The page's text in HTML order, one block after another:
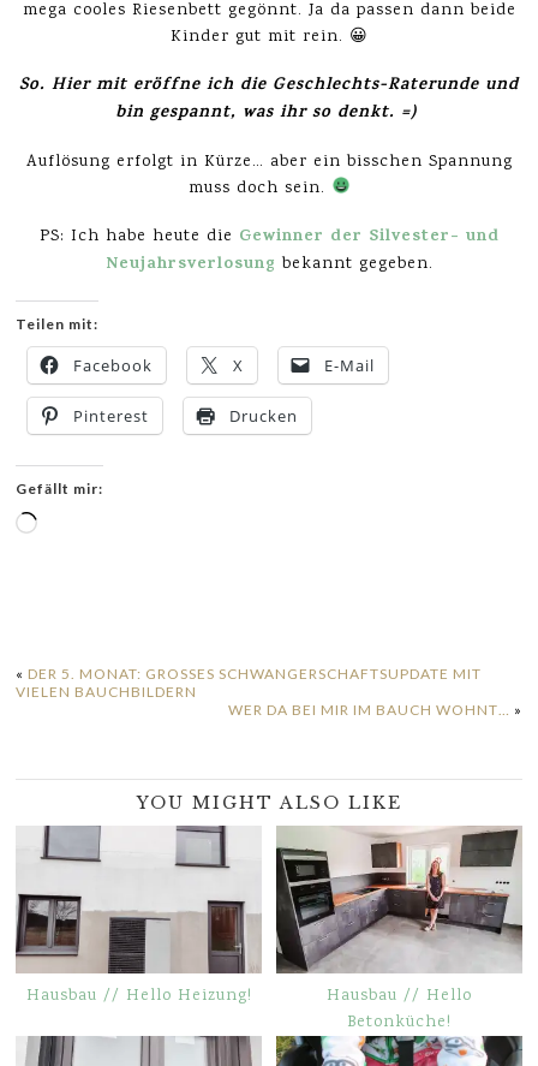
mega cooles Riesenbett gegönnt. Ja da passen dann beide
Kinder gut mit rein. 😀
So. Hier mit eröffne ich die Geschlechts-Raterunde und
bin gespannt, was ihr so denkt. =)
Auflösung erfolgt in Kürze… aber ein bisschen Spannung
muss doch sein.
PS: Ich habe heute die Gewinner der Silvester- und
Neujahrsverlosung bekannt gegeben.
Teilen mit:
Facebook X E-Mail
Pinterest Drucken
Gefällt mir:
Wird
« DER 5. MONAT: GROSSES SCHWANGERSCHAFTSUPDATE MIT V
IELEN BAUCHBILDERN
WER DA BEI MIR IM BAUCH WOHNT…
»
YOU MIGHT ALSO LIKE
Hausbau // Hello Heizung!
Hausbau // Hello
Betonküche!